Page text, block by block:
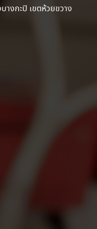
งกะปิ เขตห้วยขวาง